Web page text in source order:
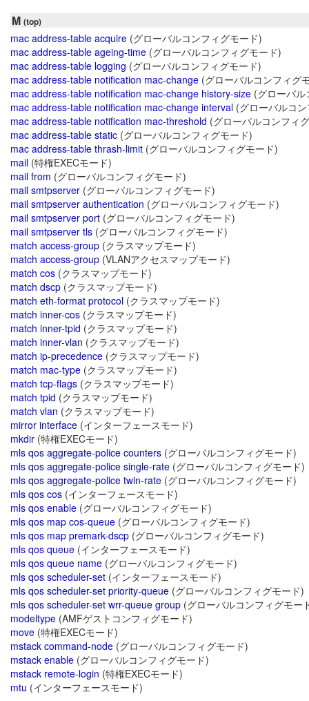
M (top)
mac address-table acquire (グローバルコンフィグモード)
mac address-table ageing-time (グローバルコンフィグモード)
mac address-table logging (グローバルコンフィグモード)
mac address-table notification mac-change (グローバルコンフィグ
mac address-table notification mac-change history-size (グローバ
mac address-table notification mac-change interval (グローバルコ
mac address-table notification mac-threshold (グローバルコンフィ
mac address-table static (グローバルコンフィグモード)
mac address-table thrash-limit (グローバルコンフィグモード)
mail (特権EXECモード)
mail from (グローバルコンフィグモード)
mail smtpserver (グローバルコンフィグモード)
mail smtpserver authentication (グローバルコンフィグモード)
mail smtpserver port (グローバルコンフィグモード)
mail smtpserver tls (グローバルコンフィグモード)
match access-group (クラスマップモード)
match access-group (VLANアクセスマップモード)
match cos (クラスマップモード)
match dscp (クラスマップモード)
match eth-format protocol (クラスマップモード)
match inner-cos (クラスマップモード)
match inner-tpid (クラスマップモード)
match inner-vlan (クラスマップモード)
match ip-precedence (クラスマップモード)
match mac-type (クラスマップモード)
match tcp-flags (クラスマップモード)
match tpid (クラスマップモード)
match vlan (クラスマップモード)
mirror interface (インターフェースモード)
mkdir (特権EXECモード)
mls qos aggregate-police counters (グローバルコンフィグモード)
mls qos aggregate-police single-rate (グローバルコンフィグモード)
mls qos aggregate-police twin-rate (グローバルコンフィグモード)
mls qos cos (インターフェースモード)
mls qos enable (グローバルコンフィグモード)
mls qos map cos-queue (グローバルコンフィグモード)
mls qos map premark-dscp (グローバルコンフィグモード)
mls qos queue (インターフェースモード)
mls qos queue name (グローバルコンフィグモード)
mls qos scheduler-set (インターフェースモード)
mls qos scheduler-set priority-queue (グローバルコンフィグモード)
mls qos scheduler-set wrr-queue group (グローバルコンフィグモー
modeltype (AMFゲストコンフィグモード)
move (特権EXECモード)
mstack command-node (グローバルコンフィグモード)
mstack enable (グローバルコンフィグモード)
mstack remote-login (特権EXECモード)
mtu (インターフェースモード)